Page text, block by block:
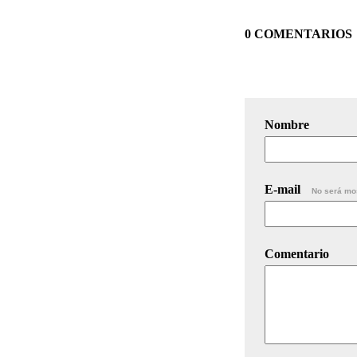
0 COMENTARIOS
Nombre
E-mail No será
Comentario